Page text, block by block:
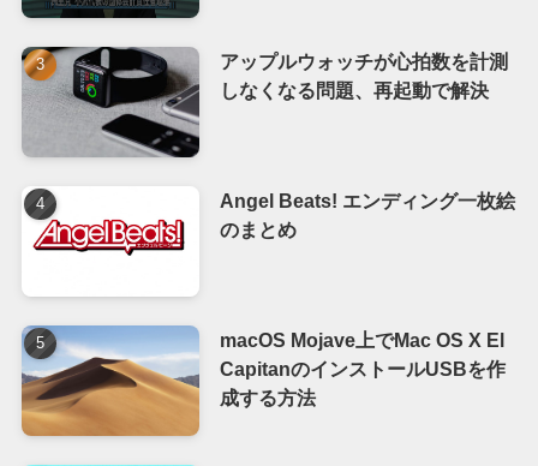
アップルウォッチが心拍数を計測
しなくなる問題、再起動で解決
Angel Beats! エンディング一枚絵
のまとめ
macOS Mojave上でMac OS X El
CapitanのインストールUSBを作
成する方法